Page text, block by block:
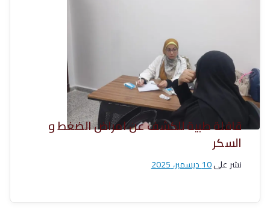
ة
م
ير
ي
ت
قافلة طبية للكشف عن امراض الضغط و
السكر
نشر على10 ديسمبر، 2025